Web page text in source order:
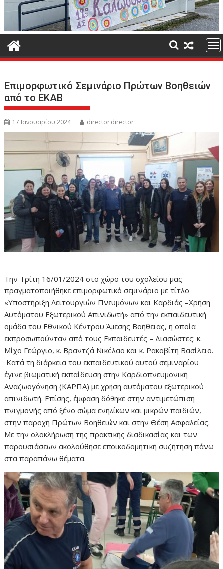
Επιμορφωτικό Σεμινάριο Πρώτων Βοηθειών
από το ΕΚΑΒ
17 Ιανουαρίου 2024 director director
Την Τρίτη 16/01/2024 στο χώρο του σχολείου μας
πραγματοποιήθηκε επιμορφωτικό σεμινάριο με τίτλο
«Υποστήριξη Λειτουργιών Πνευμόνων και Καρδιάς –Χρήση
Αυτόματου Εξωτερικού Απινιδωτή» από την εκπαιδευτική
ομάδα του Εθνικού Κέντρου Άμεσης Βοήθειας, η οποία
εκπροσωπούνταν από τους Εκπαιδευτές – Διασώστες: κ.
Μίχο Γεώργιο, κ. Βραντζά Νικόλαο και κ. Ρακοβίτη Βασίλειο.
Κατά τη διάρκεια του εκπαιδευτικού αυτού σεμιναρίου
έγινε βιωματική εκπαίδευση στην Καρδιοπνευμονική
Αναζωογόνηση (ΚΑΡΠΑ) με χρήση αυτόματου εξωτερικού
απινιδωτή. Επίσης, έμφαση δόθηκε στην αντιμετώπιση
πνιγμονής από ξένο σώμα ενηλίκων και μικρών παιδιών,
στην παροχή Πρώτων Βοηθειών και στην Θέση Ασφαλείας.
Με την ολοκλήρωση της πρακτικής διαδικασίας και των
παρουσιάσεων ακολούθησε εποικοδομητική συζήτηση πάνω
στα παραπάνω θέματα.